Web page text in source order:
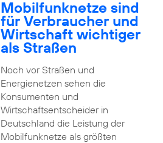
Mobilfunknetze sind
für Verbraucher und
Wirtschaft wichtiger
als Straßen
Noch vor Straßen und
Energienetzen sehen die
Konsumenten und
Wirtschaftsentscheider in
Deutschland die Leistung der
Mobilfunknetze als größten